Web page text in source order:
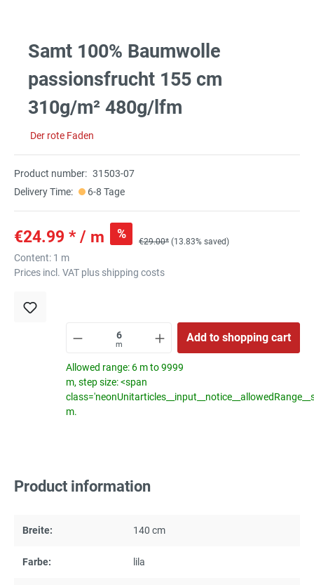
Samt 100% Baumwolle
passionsfrucht 155 cm
310g/m² 480g/lfm
Der rote Faden
Product number: 31503-07
Delivery Time:
6-8 Tage
€24.99 * / m %
€29.00* (13.83% saved)
Content: 1 m
Prices incl. VAT plus shipping costs
m
Add to shopping cart
Allowed range: 6 m to 9999
m, step size: <span
m.
Product information
Breite: 140 cm
Farbe: lila